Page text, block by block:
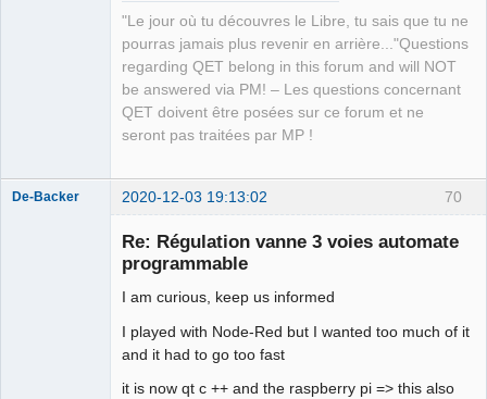
"Le jour où tu découvres le Libre, tu sais que tu ne
pourras jamais plus revenir en arrière..."Questions
regarding QET belong in this forum and will NOT
be answered via PM! – Les questions concernant
QET doivent être posées sur ce forum et ne
seront pas traitées par MP !
70
De-Backer 2020-12-03 19:13:02
Re: Régulation vanne 3 voies automate
programmable
I am curious, keep us informed
I played with Node-Red but I wanted too much of it
and it had to go too fast
it is now qt c ++ and the raspberry pi => this also